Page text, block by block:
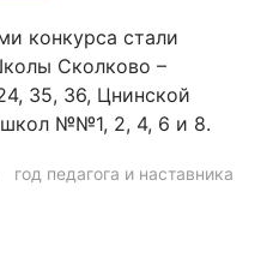
конкурса стали
Сколково –
35, 36, Цнинской
№№1, 2, 4, 6 и 8.
год педагога и наставника